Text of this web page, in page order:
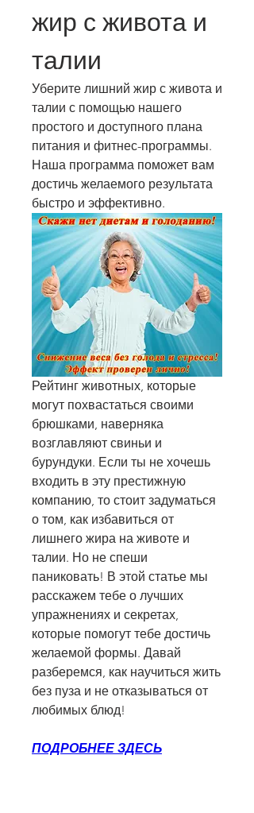
жир с живота и
талии
Уберите лишний жир с живота и
талии с помощью нашего
простого и доступного плана
питания и фитнес-программы.
Наша программа поможет вам
достичь желаемого результата
быстро и эффективно.
Рейтинг животных, которые
могут похвастаться своими
брюшками, наверняка
возглавляют свиньи и
бурундуки. Если ты не хочешь
входить в эту престижную
компанию, то стоит задуматься
о том, как избавиться от
лишнего жира на животе и
талии. Но не спеши
паниковать! В этой статье мы
расскажем тебе о лучших
упражнениях и секретах,
которые помогут тебе достичь
желаемой формы. Давай
разберемся, как научиться жить
без пуза и не отказываться от
любимых блюд!
ПОДРОБНЕЕ ЗДЕСЬ